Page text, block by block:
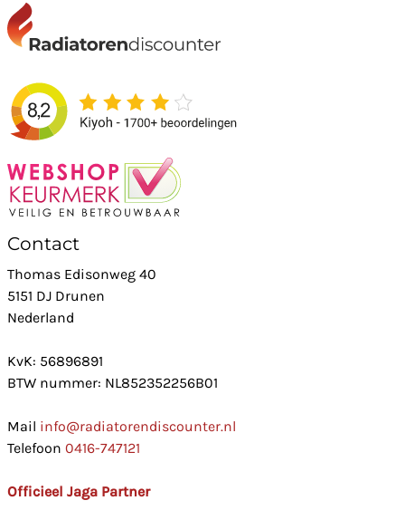
Contact
Thomas Edisonweg 40
5151 DJ Drunen
Nederland
KvK: 56896891
BTW nummer: NL852352256B01
Mail info@radiatorendiscounter.nl
Telefoon 0416-747121
Officieel Jaga Partner